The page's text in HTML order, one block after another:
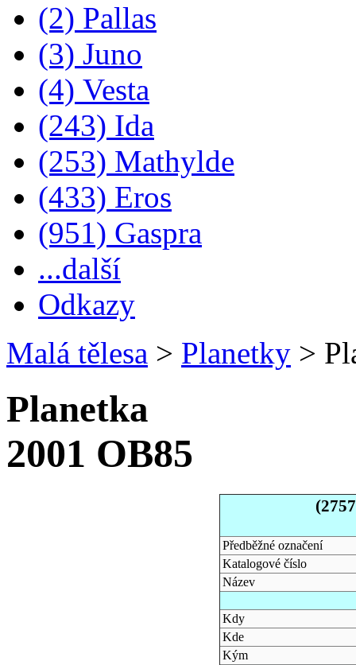
(2) Pallas
(3) Juno
(4) Vesta
(243) Ida
(253) Mathylde
(433) Eros
(951) Gaspra
...další
Odkazy
Malá tělesa > Planetky >
Planetka
2001 OB85
Předběžné označení
Katalogové číslo
Název
Kdy
Kde
Kým